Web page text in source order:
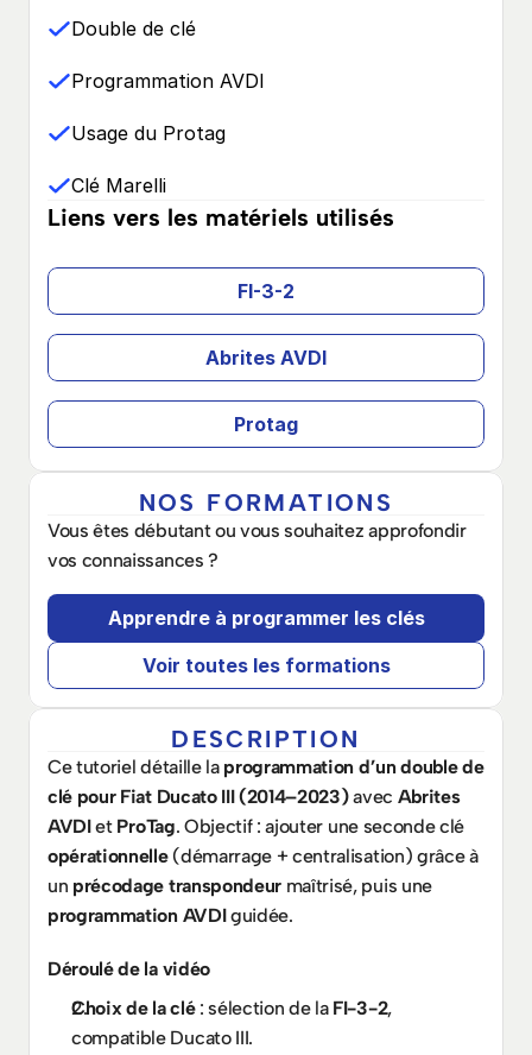
Double de clé
Programmation AVDI
Usage du Protag
Clé Marelli
Liens vers les matériels utilisés
FI-3-2
Abrites AVDI
Protag
NOS FORMATIONS
Vous êtes débutant ou vous souhaitez approfondir
vos connaissances ?
Apprendre à programmer les clés
Voir toutes les formations
DESCRIPTION
Ce tutoriel détaille la programmation d’un double de
clé pour Fiat Ducato III (2014–2023) avec Abrites
AVDI et ProTag
opérationnelle (démarrage + centralisation) grâce à
un précodage transpondeur
maîtrisé, puis une
programmation AVDI guidée.
Déroulé de la vidéo
Choix de la clé : sélection de la FI-3-2,
compatible Ducato III.